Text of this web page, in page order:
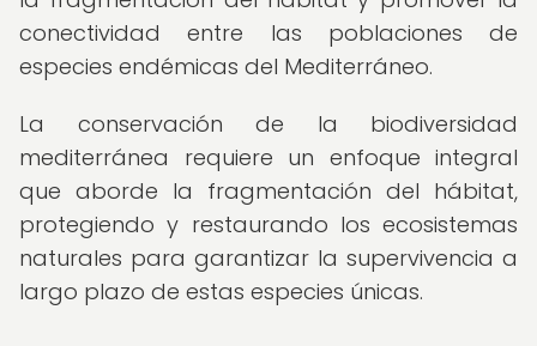
conectividad entre las poblaciones de
especies endémicas del Mediterráneo.
La conservación de la biodiversidad
mediterránea requiere un enfoque integral
que aborde la fragmentación del hábitat,
protegiendo y restaurando los ecosistemas
naturales para garantizar la supervivencia a
largo plazo de estas especies únicas.